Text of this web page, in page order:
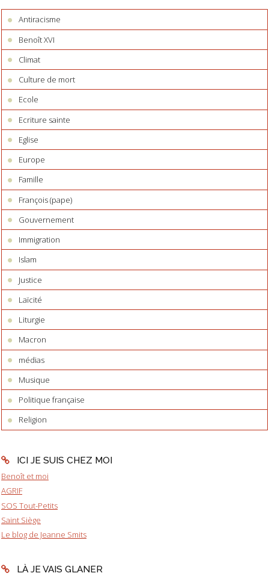
Antiracisme
Benoît XVI
Climat
Culture de mort
Ecole
Ecriture sainte
Eglise
Europe
Famille
François (pape)
Gouvernement
Immigration
Islam
Justice
Laïcité
Liturgie
Macron
médias
Musique
Politique française
Religion
ICI JE SUIS CHEZ MOI
Benoît et moi
AGRIF
SOS Tout-Petits
Saint Siège
Le blog de Jeanne Smits
LÀ JE VAIS GLANER